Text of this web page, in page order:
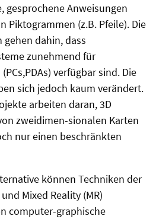
gesprochene Anweisungen
Piktogrammen (z.B. Pfeile). Die
dahin, dass
zunehmend für
verfügbar sind. Die
sich jedoch kaum verändert.
arbeiten daran, 3D
zweidimen-sionalen Karten
nur einen beschränkten
können Techniken der
Mixed Reality (MR)
computer-graphische